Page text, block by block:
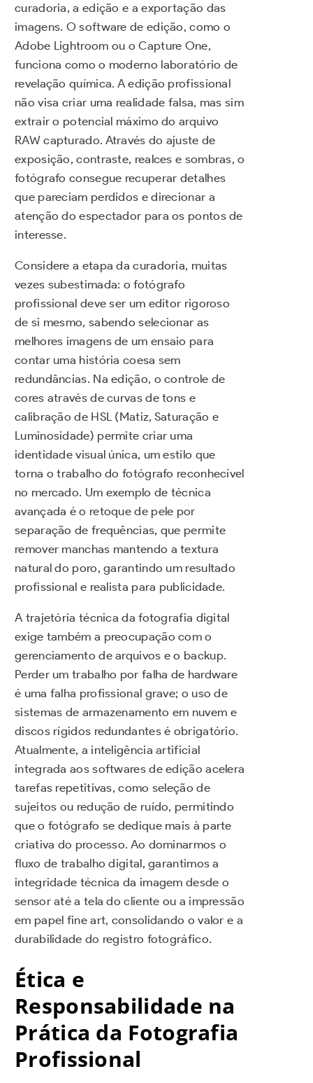
curadoria, a edição e a exportação das
imagens. O software de edição, como o
Adobe Lightroom ou o Capture One,
funciona como o moderno laboratório de
revelação química. A edição profissional
não visa criar uma realidade falsa, mas sim
extrair o potencial máximo do arquivo
RAW capturado. Através do ajuste de
exposição, contraste, realces e sombras, o
fotógrafo consegue recuperar detalhes
que pareciam perdidos e direcionar a
atenção do espectador para os pontos de
interesse.
Considere a etapa da curadoria, muitas
vezes subestimada: o fotógrafo
profissional deve ser um editor rigoroso
de si mesmo, sabendo selecionar as
melhores imagens de um ensaio para
contar uma história coesa sem
redundâncias. Na edição, o controle de
cores através de curvas de tons e
calibração de HSL (Matiz, Saturação e
Luminosidade) permite criar uma
identidade visual única, um estilo que
torna o trabalho do fotógrafo reconhecível
no mercado. Um exemplo de técnica
avançada é o retoque de pele por
separação de frequências, que permite
remover manchas mantendo a textura
natural do poro, garantindo um resultado
profissional e realista para publicidade.
A trajetória técnica da fotografia digital
exige também a preocupação com o
gerenciamento de arquivos e o backup.
Perder um trabalho por falha de hardware
é uma falha profissional grave; o uso de
sistemas de armazenamento em nuvem e
discos rígidos redundantes é obrigatório.
Atualmente, a inteligência artificial
integrada aos softwares de edição acelera
tarefas repetitivas, como seleção de
sujeitos ou redução de ruído, permitindo
que o fotógrafo se dedique mais à parte
criativa do processo. Ao dominarmos o
fluxo de trabalho digital, garantimos a
integridade técnica da imagem desde o
sensor até a tela do cliente ou a impressão
em papel fine art, consolidando o valor e a
durabilidade do registro fotográfico.
Ética e
Responsabilidade na
Prática da Fotografia
Profissional